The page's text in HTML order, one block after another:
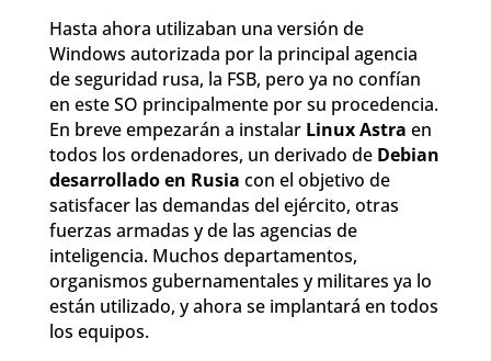
Hasta ahora utilizaban una versión de
Windows autorizada por la principal agencia
de seguridad rusa, la FSB, pero ya no confían
en este SO principalmente por su procedencia.
En breve empezarán a instalar Linux Astra en
todos los ordenadores, un derivado de Debian
desarrollado en Rusia con el objetivo de
satisfacer las demandas del ejército, otras
fuerzas armadas y de las agencias de
inteligencia. Muchos departamentos,
organismos gubernamentales y militares ya lo
están utilizado, y ahora se implantará en todos
los equipos.